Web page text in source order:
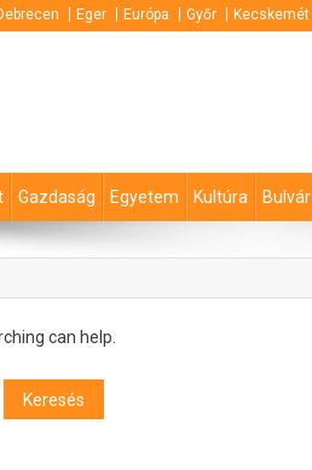
Eger Európa Győr Kecskemét
Gazdaság Egyetem Kultúra Bulvár
can help.